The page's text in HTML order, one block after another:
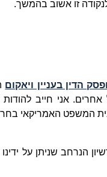
זו אשוב בהמשך.
ופסק הדין בעניין ויאקום
אני חייב
בית המשפט האמריקאי
הנרחב שניתן על